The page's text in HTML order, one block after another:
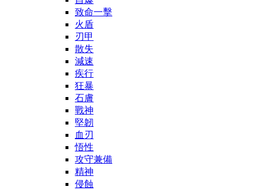
致命一擊
火盾
刃甲
散失
減速
疾行
狂暴
石膚
戰神
堅韌
血刃
悟性
攻守兼備
精神
侵蝕